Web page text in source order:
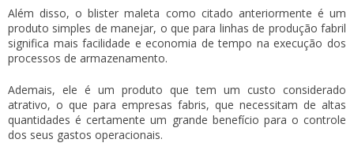
Além disso, oblister maleta como citado anteriormente é um
produto simples de manejar, o que para linhas de produção fabril
significa mais facilidade e economia de tempo na execução dos
processos de armazenamento.
Ademais, ele é um produto que tem um custo considerado
atrativo, o que para empresas fabris, que necessitam de altas
quantidades é certamente um grande benefício para o controle
dos seus gastos operacionais.